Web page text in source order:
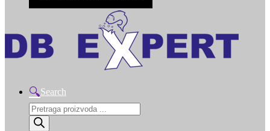
Search
Products
search